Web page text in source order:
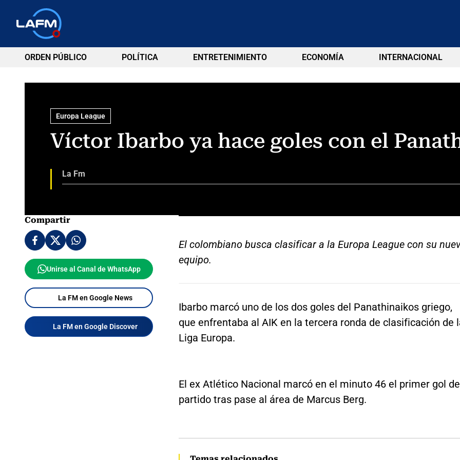
ORDEN PÚBLICO POLÍTICA ENTRETENIMIENTO ECONOMÍA INTERNACIONAL
Europa League
Víctor Ibarbo ya hace goles con el
La Fm
Compartir
Unirse al Canal de WhatsApp
La FM en Google News
La FM en Google Discover
El colombiano busca clasificar a la Europa League con su
equipo.
Ibarbo marcó uno de los dos goles del Panathinaikos griego,
que enfrentaba al AIK en la tercera ronda de clasificación de
Liga Europa.
El ex Atlético Nacional marcó en el minuto 46 el primer gol
partido tras pase al área de Marcus Berg.